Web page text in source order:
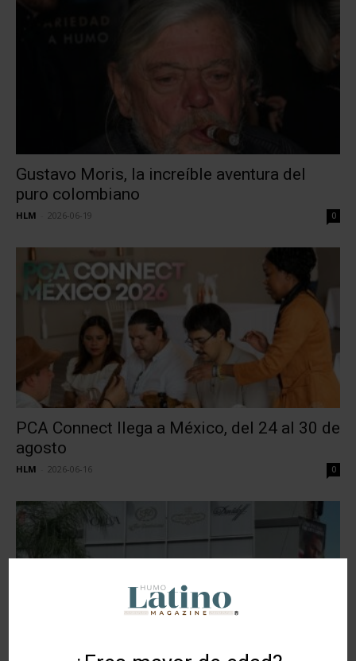
Gustavo Moris, la increíble aventura del
puro colombiano
HLM 2026-06-19 0
PCA Connect llega a México, del 24 al 30 de
agosto
HLM 2026-06-16 0